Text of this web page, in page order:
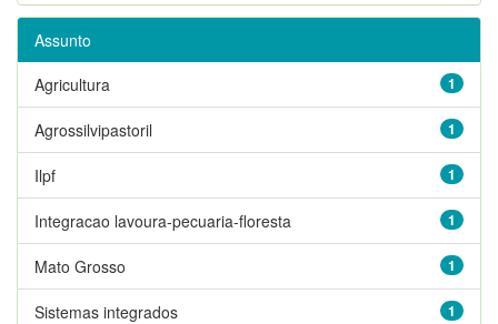
Assunto
1
Agricultura
1
Agrossilvipastoril
1
Ilpf
1
Integracao lavoura-pecuaria-floresta
1
Mato Grosso
1
Sistemas integrados